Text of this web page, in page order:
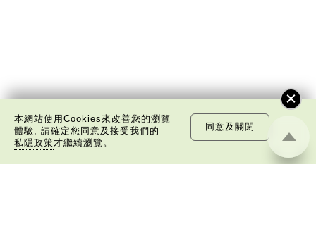
本網站使用Cookies來改善您的瀏覽
體驗, 請確定您同意及接受我們的
私隱政策才繼續瀏覽。
同意及關閉